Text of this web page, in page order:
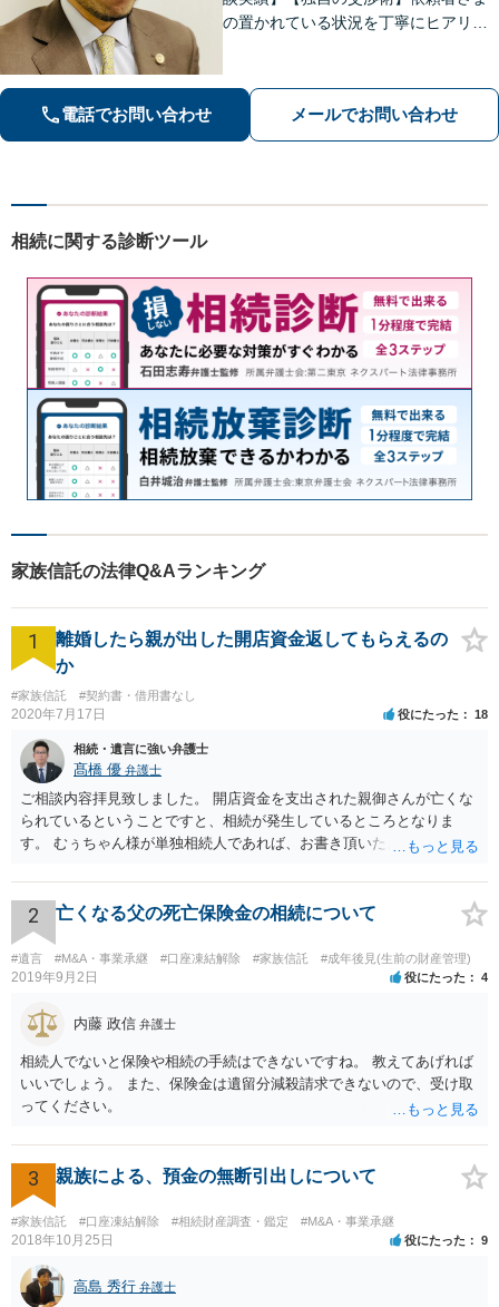
の置かれている状況を丁寧にヒアリン
ら、難解な専門用語も噛み砕いて分か
りやすく説明するのが得意です。
電話でお問い合わせ メールでお問い合わせ
相続に関する診断ツール
家族信託の法律Q&Aランキング
1
離婚したら親が出した開店資金返してもらえるの
か
#家族信託 #契約書・借用書なし
2020年7月17日 役にたった 18
相続・遺言に強い弁護士
髙橋 優 弁護士
ご相談内容拝見致しました。 開店資金を支出された親御さんが亡くな
られているということですと、相続が発生しているところとなりま
す。 むぅちゃん様が単独相続人であれば、お書き頂いたような方法で
相続人おられるということであれば、他の相続人との協議が必要とな
るところです。 また、当該点とは別にご主人から貸付ではなく贈与で
あると主張される可能性がございます。 その場合には、貸付であるこ
とを伺わせる事情をどれだけ積み重ねることが出来るか、というとこ
ろとなります。 返済の事実や、返済を約束するメール等です。 金額の
おく方が宜しいかと思います。 緊急という訳ではないかと思います
が、事前準備が早い方が有効な手段が増える傾向にありますので、早
目に弁護士を入れられることを御検討頂くと良いかと思います。
2 亡くなる父の死亡保険金の相続について
#遺言 #M&A・事業承継 #口座凍結解除 #家族信託 #成年後見(生前の財産管理)
2019年9月2日 役にたった 4
内藤 政信 弁護士
相続人でないと保険や相続の手続はできないですね。 教えてあげれば
いいでしょう。 また、保険金は遺留分減殺請求できないので、受け取
ってください。
3 親族による、預金の無断引出しについて
#家族信託 #口座凍結解除 #相続財産調査・鑑定 #M&A・事業承継
2018年10月25日 役にたった 9
高島 秀行 弁護士